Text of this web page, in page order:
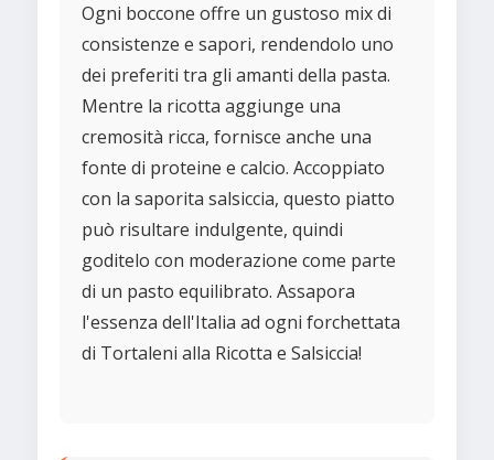
Ogni boccone offre un gustoso mix di
consistenze e sapori, rendendolo uno
dei preferiti tra gli amanti della pasta.
Mentre la ricotta aggiunge una
cremosità ricca, fornisce anche una
fonte di proteine e calcio. Accoppiato
con la saporita salsiccia, questo piatto
può risultare indulgente, quindi
goditelo con moderazione come parte
di un pasto equilibrato. Assapora
l'essenza dell'Italia ad ogni forchettata
di Tortaleni alla Ricotta e Salsiccia!